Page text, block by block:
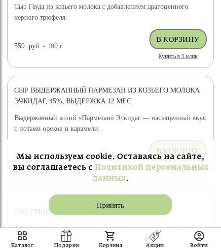
Сыр Гауда из козьего молока с добавлением драгоценного
черного трюфеля.
559 руб. - 100г
Купить в 1 клик
СЫР ВЫДЕРЖАННЫЙ ПАРМЕЗАН ИЗ КОЗЬЕГО МОЛОКА
ЭЧКИДАГ, 45%, ВЫДЕРЖКА 12 МЕС.
Выдержанный козий «Пармезан» Эчкидаг — насыщенный вкус
с нотами орехов и карамели.
459 руб.- 100г
Купить в 1 клик
СЫР ГРЮЙЕР ПАТРИС НОРМАН
Твёрдый сыр по швейцарской технологии — лауреат «Лучший
сыр России 2021».
Мы используем cookie. Оставаясь на сайте,
вы соглашаетесь с Политикой персональных
данных.
Принять
Каталог Подарки Корзина Акции Войти